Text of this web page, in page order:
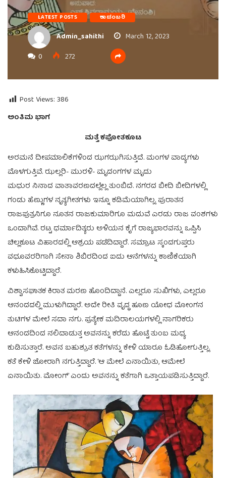
LATEST POSTS ಕಾದಂಬರಿ
Admin_sahithi
March 12, 2023
0
272
Post Views: 386
ಅಂತಿಮ ಭಾಗ
ಮತ್ತೆ ಕಪೋತಕೂಟ
ಅರಮನೆ ದೀಪಮಾಲಿಕೆಗಳಿಂದ ಝಗಝಗಿಸುತ್ತಿದೆ. ಮಂಗಳ ವಾದ್ಯಗಳು
ಮೊಳಗುತ್ತಿವೆ. ಝಲ್ಲರಿ- ಮುರಳಿ- ಮೃದಂಗಗಳ ಮೃದು
ಮಧುರ ನಿನಾದ ವಾತಾವರಣದಲ್ಲೆಲ್ಲ ತುಂಬಿದೆ. ನಗರದ ಬೀದಿ ಬೀದಿಗಳಲ್ಲಿ
ಗಂಡು ಹೆಣ್ಣುಗಳ ನೃತ್ಯಗೀತಗಳು ಇನ್ನೂ ಕಡಿಮೆಯಾಗಿಲ್ಲ. ಪುರಾತನ
ರಾಜಪುತ್ರನಿಗೂ ನೂತನ ರಾಜಕುಮಾರಿಗೂ ಮದುವೆ ಎರಡು ರಾಜ ವಂಶಗಳು
ಒಂದಾಗಿವೆ. ರಟ್ಟ ಧರ್ಮಾದಿತ್ಯರು ಅಳಿಯನ ಕೈಗೆ ರಾಜ್ಯಭಾರವನ್ನು ಒಪ್ಪಿಸಿ
ಚಿಲ್ಲಕೂಟ ವಿಹಾರದಲ್ಲಿ ಆಶ್ರಯ ಪಡೆದಿದ್ದಾರೆ. ಸಮ್ರಾಟ ಸ್ಕಂದಗುಪ್ತರು
ವಧೂವರರಿಗಾಗಿ ಸೇನಾ ಶಿಬಿರದಿಂದ ಐದು ಆನೆಗಳನ್ನು ಕಾಣಿಕೆಯಾಗಿ
ಕಳುಹಿಸಿಕೊಟ್ಟಿದ್ದಾರೆ.
ವಿಶ್ವಾಸಘಾತಕ ಕಿರಾತ ಮರಣ ಹೊಂದಿದ್ದಾನೆ. ಎಲ್ಲರೂ ಸುಖಿಗಳು, ಎಲ್ಲರೂ
ಆನಂದದಲ್ಲಿ ಮುಳುಗಿದ್ದಾರೆ. ಅದೇ ರೀತಿ ವೃದ್ಧ ಹೂಣ ಯೋಧ ಮೋಂಗನ
ತುಟಿಗಳ ಮೇಲೆ ಸದಾ ನಗು. ಪ್ರತ್ಯೇಕ ಮದಿರಾಲಯಗಳಲ್ಲಿ ನಾಗರಿಕರು
ಆನಂದದಿಂದ ನಲಿದಾಡುತ್ತ ಅವನನ್ನು ಕರೆದು ಹೊಟ್ಟೆ ತುಂಬ ಮಧ್ಯ
ಕುಡಿಸುತ್ತಾರೆ. ಅವನ ಬಹುಶ್ರುತ ಕತೆಗಳನ್ನು ಕೇಳಿ ಯಾರೂ ಓಡಿಹೋಗುತ್ತಿಲ್ಲ.
ಕತೆ ಕೇಳಿ ಜೋರಾಗಿ ನಗುತ್ತಿದ್ದಾರೆ. ‘ಆ ಮೇಲೆ ಏನಾಯಿತು, ಆಮೇಲೆ
ಏನಾಯಿತು. ಮೋಂಗ್’ ಎಂದು ಅವನನ್ನು ಕತೆಗಾಗಿ ಒತ್ತಾಯಪಡಿಸುತ್ತಿದ್ದಾರೆ.